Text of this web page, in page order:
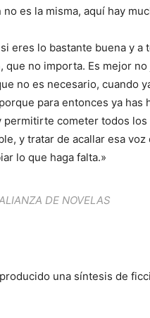
es la misma, aquí hay
eres lo bastante buena y a
no importa. Es mejor
no es necesario, cuando
para entonces ya has
permitirte cometer todos los
y tratar de acallar esa voz
lo que haga falta.»
DE NOVELAS
una síntesis de